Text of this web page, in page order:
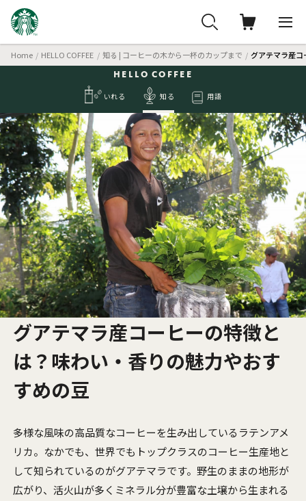
Home HELLO COFFEE 知る | コーヒーの木から一杯のカップまで グアテマラ産
HELLO COFFEE
いれる 知る 用語
グアテマラ産コーヒーの特徴と
は？味わい・香りの魅力やおす
すめの豆
多様な風味の高品質なコーヒーを生み出しているラテンアメ
リカ。なかでも、世界でもトップクラスのコーヒー生産地と
して知られているのがグアテマラです。野生のままの地形が
広がり、活火山が多くミネラル分が豊富な土壌から生まれる